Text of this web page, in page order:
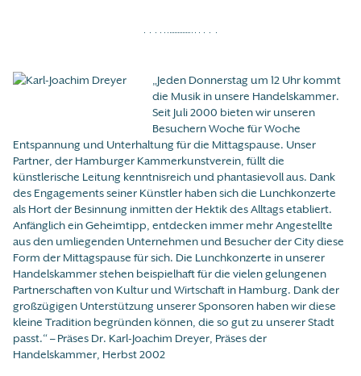
„Jeden Donnerstag um 12 Uhr kommt
die Musik in unsere Handelskammer.
Seit Juli 2000 bieten wir unseren
Besuchern Woche für Woche
Entspannung und Unterhaltung für die Mittagspause. Unser
Partner, der Hamburger Kammerkunstverein, füllt die
künstlerische Leitung kenntnisreich und phantasievoll aus. Dank
des Engagements seiner Künstler haben sich die Lunchkonzerte
als Hort der Besinnung inmitten der Hektik des Alltags etabliert.
Anfänglich ein Geheimtipp, entdecken immer mehr Angestellte
aus den umliegenden Unternehmen und Besucher der City diese
Form der Mittagspause für sich. Die Lunchkonzerte in unserer
Handelskammer stehen beispielhaft für die vielen gelungenen
Partnerschaften von Kultur und Wirtschaft in Hamburg. Dank der
großzügigen Unterstützung unserer Sponsoren haben wir diese
kleine Tradition begründen können, die so gut zu unserer Stadt
passt.“ – Präses Dr. Karl-Joachim Dreyer, Präses der
Handelskammer, Herbst 2002